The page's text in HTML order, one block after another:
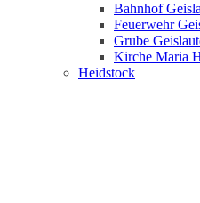
Bahnhof
Feuerwehr
Grube
Kirche Maria
Heidstock